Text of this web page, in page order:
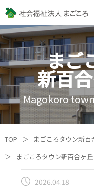
まご
新百
Magokoro
TOP ＞
まごころタウン新百
＞
まごころタウン新百合ヶ
2026.04.18